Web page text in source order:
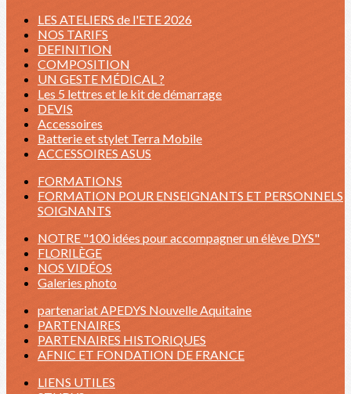
LES ATELIERS de l'ETE 2026
NOS TARIFS
DEFINITION
COMPOSITION
UN GESTE MÉDICAL ?
Les 5 lettres et le kit de démarrage
DEVIS
Accessoires
Batterie et stylet Terra Mobile
ACCESSOIRES ASUS
FORMATIONS
FORMATION POUR ENSEIGNANTS ET PERSONNELS
SOIGNANTS
NOTRE "100 idées pour accompagner un élève DYS"
FLORILÈGE
NOS VIDÉOS
Galeries photo
partenariat APEDYS Nouvelle Aquitaine
PARTENAIRES
PARTENAIRES HISTORIQUES
AFNIC ET FONDATION DE FRANCE
LIENS UTILES